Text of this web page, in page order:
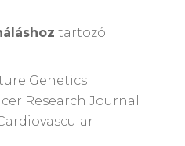
tartozó
Genetics
Research Journal